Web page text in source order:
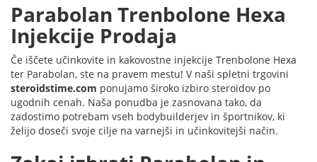
Parabolan Trenbolone Hexa
Injekcije Prodaja
Če iščete učinkovite in kakovostne injekcije Trenbolone Hexa
ter Parabolan, ste na pravem mestu! V naši spletni trgovini
steroidstime.com ponujamo široko izbiro steroidov po
ugodnih cenah. Naša ponudba je zasnovana tako, da
zadostimo potrebam vseh bodybuilderjev in športnikov, ki
želijo doseči svoje cilje na varnejši in učinkovitejši način.